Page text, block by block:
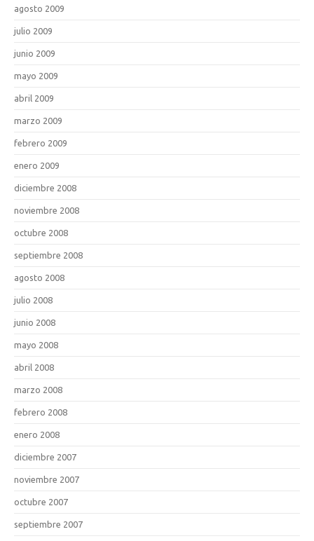
agosto 2009
julio 2009
junio 2009
mayo 2009
abril 2009
marzo 2009
febrero 2009
enero 2009
diciembre 2008
noviembre 2008
octubre 2008
septiembre 2008
agosto 2008
julio 2008
junio 2008
mayo 2008
abril 2008
marzo 2008
febrero 2008
enero 2008
diciembre 2007
noviembre 2007
octubre 2007
septiembre 2007